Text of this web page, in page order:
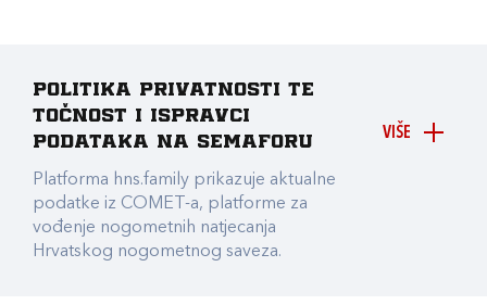
VIŠE
Politika privatnosti te
točnost i ispravci
podataka na Semaforu
Platforma hns.family prikazuje aktualne
podatke iz COMET-a, platforme za
vođenje nogometnih natjecanja
Hrvatskog nogometnog saveza.